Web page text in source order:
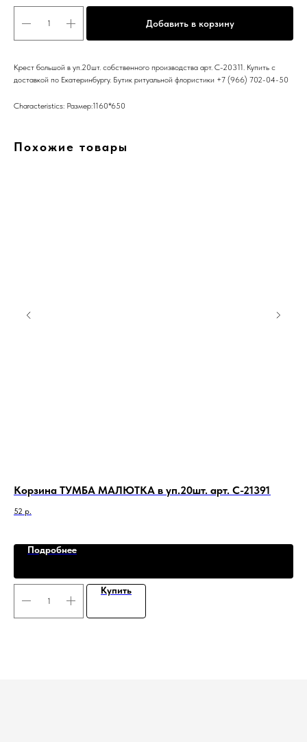
Добавить в корзину
Крест большой в уп.20шт. собственного производства арт. C-20311. Купить с
доставкой по Екатеринбургу. Бутик ритуальной флористики +7 (966) 702-04-50
Characteristics: Размер:1160*650
Похожие товары
Корзина ТУМБА МАЛЮТКА в уп.20шт. арт. C-21391
52 р.
Подробнее
Купить